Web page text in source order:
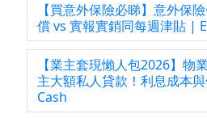
【買意外保險必睇】意外保
償 vs 實報實銷同每週津貼 |
【業主套現懶人包2026】物
主大額私人貸款！利息成本
Cash